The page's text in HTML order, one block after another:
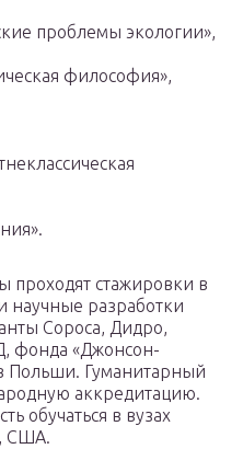
проблемы экологии»,
философия»,
проходят стажировки в
научные разработки
Сороса, Дидро,
фонда «Джонсон-
Польши. Гуманитарный
аккредитацию.
обучаться в вузах
США.